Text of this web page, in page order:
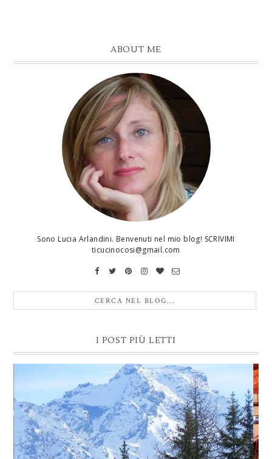
ABOUT ME
Sono Lucia Arlandini. Benvenuti nel mio blog! SCRIVIMI
ticucinocosi@gmail.com
I POST PIÙ LETTI